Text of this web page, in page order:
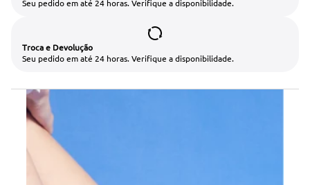
Seu pedido em até 24 horas. Verifique a disponibilidade.
Troca e Devolução
Seu pedido em até 24 horas. Verifique a disponibilidade.